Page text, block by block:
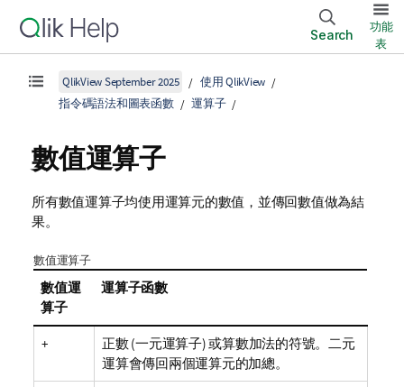
Search
功能
表
QlikView September 2025
使用 QlikView
指令碼語法和圖表函數
運算子
數值運算子
所有數值運算子均使用運算元的數值，並傳回數值做為結
果。
數值運算子
數值運
算子
運算子函數
+
正數 (一元運算子) 或算數加法的符號。二元
運算會傳回兩個運算元的加總。